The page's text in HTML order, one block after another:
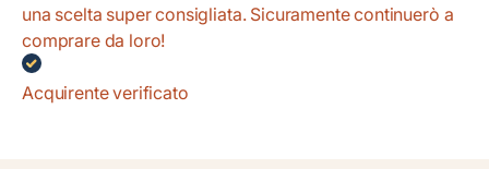
una scelta super consigliata. Sicuramente continuerò a
comprare da loro!
Acquirente verificato